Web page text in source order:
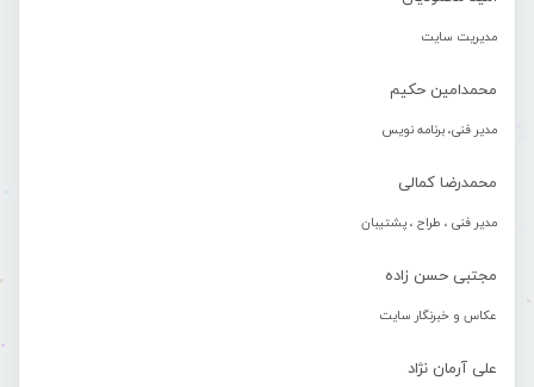
مدیریت سایت
محمدامین حکیم
مدیر فنی، برنامه نویس
محمدرضا کمالی
مدیر فنی ، طراح ، پشتیبان
مجتبی حسن زاده
عکاس و خبرنگار سایت
علی آرمان نژاد